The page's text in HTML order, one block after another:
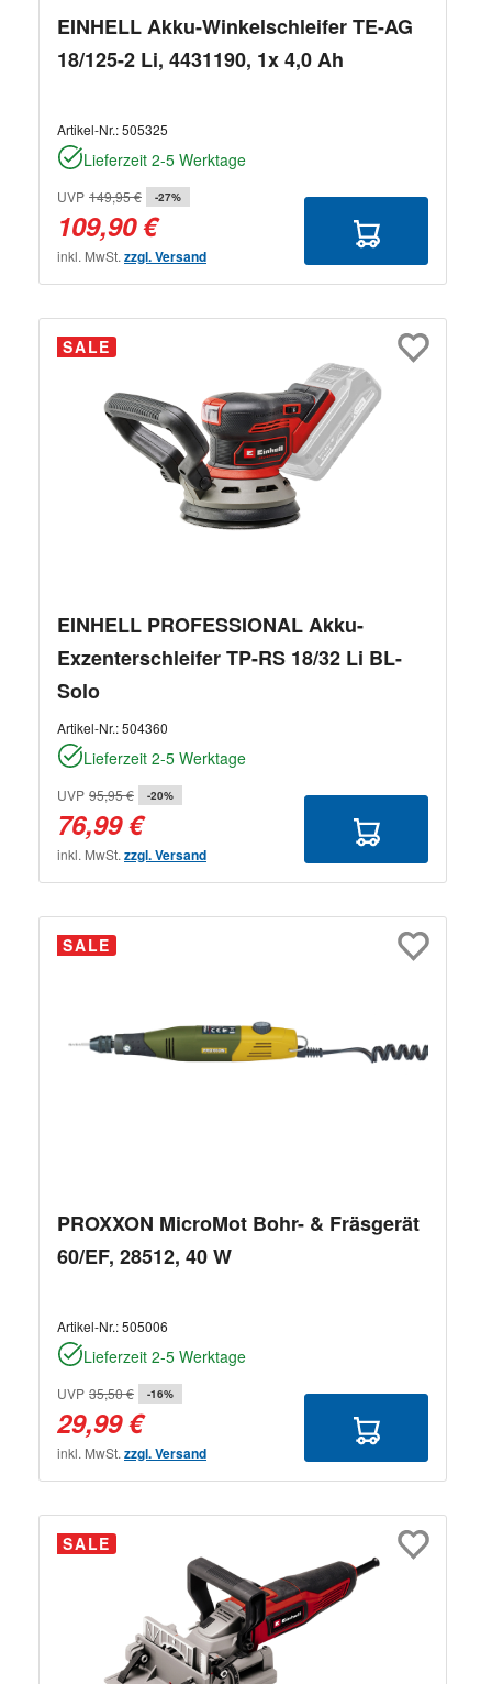
EINHELL Akku-Winkelschleifer TE-AG
18/125-2 Li, 4431190, 1x 4,0 Ah
Artikel-Nr.:505325
Lieferzeit 2-5 Werktage
UVP 149,95 € -27%
109,90 €
inkl. MwSt. zzgl. Versand
SALE
EINHELL PROFESSIONAL Akku-
Exzenterschleifer TP-RS 18/32 Li BL-
Solo
Artikel-Nr.:504360
Lieferzeit 2-5 Werktage
UVP 95,95 € -20%
76,99 €
inkl. MwSt. zzgl. Versand
SALE
PROXXON MicroMot Bohr- & Fräsgerät
60/EF, 28512, 40 W
Artikel-Nr.:505006
Lieferzeit 2-5 Werktage
UVP 35,50 € -16%
29,99 €
inkl. MwSt. zzgl. Versand
SALE